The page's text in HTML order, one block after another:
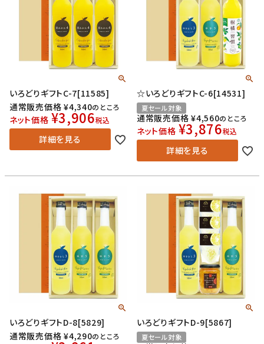
いろどりギフトC-7[11585]
通常販売価格 ¥4,340のところ
ネット価格 ¥3,906税込
詳細を見る
☆いろどりギフトC-6[14531]
夏セール対象
通常販売価格 ¥4,560のところ
ネット価格 ¥3,876税込
詳細を見る
いろどりギフトD-8[5829]
通常販売価格 ¥4,290のところ
いろどりギフトD-9[5867]
夏セール対象